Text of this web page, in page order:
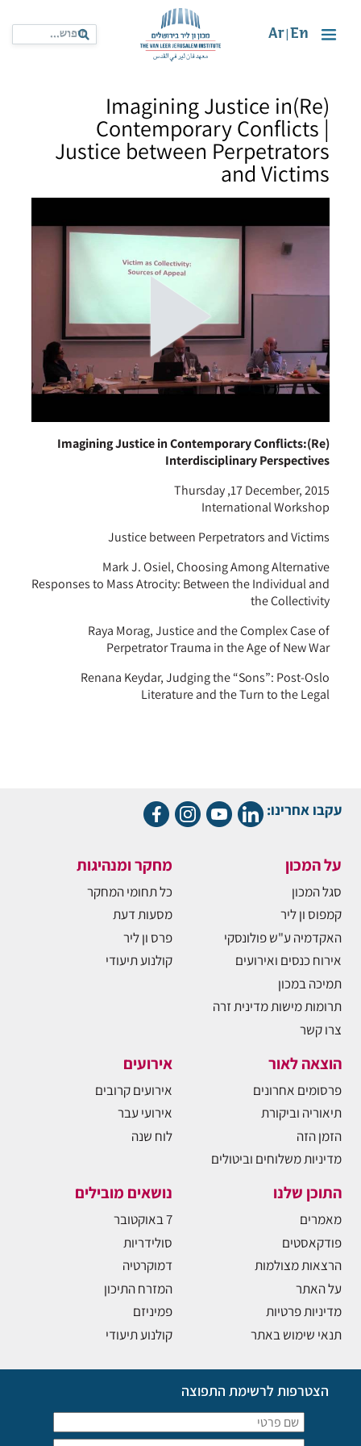
En
Ar
(Re)Imagining Justice in
Contemporary Conflicts |
Justice between Perpetrators
and Victims
(Re)Imagining Justice in Contemporary Conflicts:
Interdisciplinary Perspectives
Thursday ,17 December, 2015
International Workshop
Justice between Perpetrators and Victims
Mark J. Osiel, Choosing Among Alternative
Responses to Mass Atrocity: Between the Individual and
the Collectivity
Raya Morag, Justice and the Complex Case of
Perpetrator Trauma in the Age of New War
Renana Keydar, Judging the “Sons”: Post-Oslo
Literature and the Turn to the Legal
עקבו אחרינו:
על המכון
סגל המכון
קמפוס ון ליר
האקדמיה ע"ש פולונסקי
אירוח כנסים ואירועים
תמיכה במכון
תרומות מישות מדינית זרה
צרו קשר
מחקר ומנהיגות
כל תחומי המחקר
מסעות דעת
פרס ון ליר
קולנוע תיעודי
הוצאה לאור
פרסומים אחרונים
תיאוריה וביקורת
הזמן הזה
מדיניות משלוחים וביטולים
אירועים
אירועים קרובים
אירועי עבר
לוח שנה
התוכן שלנו
מאמרים
פודקאסטים
הרצאות מצולמות
על האתר
מדיניות פרטיות
תנאי שימוש באתר
נושאים מובילים
7 באוקטובר
סולידריות
דמוקרטיה
המזרח התיכון
פמיניזם
קולנוע תיעודי
הצטרפות לרשימת התפוצה